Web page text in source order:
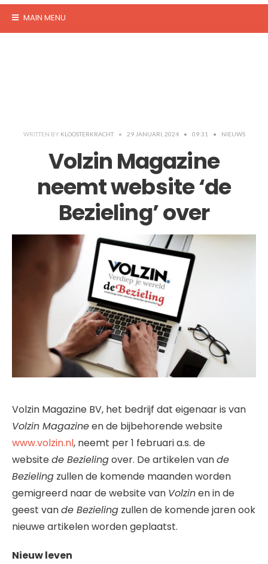
MAIN MENU
WRITTEN BY KLOOSTERKRACHT • 29 JANUARI, 2024 • 09:31 • NIEUWS
Volzin Magazine
neemt website ‘de
Bezieling’ over
Volzin Magazine BV, het bedrijf dat eigenaar is van
Volzin Magazineen de bijbehorende website
www.volzin.nl, neemt per 1 februari a.s. de
websitede Bezielingover. De artikelen vande
Bezieling zullen de komende maanden worden
gemigreerd naar de website van Volzinen in de
geest vande Bezieling zullen de komende jaren ook
nieuwe artikelen worden geplaatst.
Nieuw leven